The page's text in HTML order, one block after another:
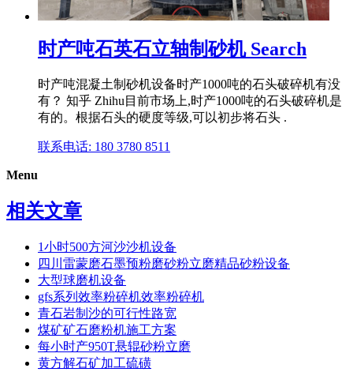
时产吨石英石立轴制砂机 Search
时产吨混凝土制砂机设备时产1000吨的石头破碎机有没
有？ 知乎 Zhihu目前市场上,时产1000吨的石头破碎机是
有的。根据石头的硬度等级,可以初步将石头 .
联系电话: 180 3780 8511
Menu
相关文章
1小时500方河沙沙机设备
四川雷蒙磨石墨预粉磨砂粉立磨精品砂粉设备
大型球磨机设备
gfs系列效率粉碎机效率粉碎机
青石岩制沙的可行性路宽
煤矿矿石磨粉机施工方案
每小时产950T悬辊砂粉立磨
黄方解石矿加工硫磺